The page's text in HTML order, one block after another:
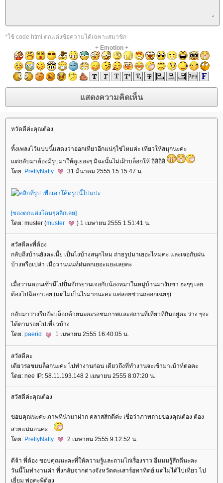
*ใช้ code html ตกแต่งข้อความได้เฉพาะสมาชิก
+ Emotion+
หวัดดีค่ะคุณต้อง
ทิ้งเพลงไว้แบบนี้แสดงว่าออกเที่ยวอีกแน่ๆใช่ไหมค่ะ เที่ยวให้สนุกนะค่ะ
ต่กลับมาต้องมีรูปมาให้ดูเยอะๆ มิฉะนั้นไม่เฝ้าบล็อกให้ อิอิอิอิ
ดย: PrettyNatty 31 มีนาคม 2555 15:15:47 น.
[ของตกแต่งโดนๆคลิกเลย]
ดย: muster (muster ) 1 เมษายน 2555 1:51:41 น.
สวัสดีคะพี่ต้อง
กลับถึงบ้านยังคะเนี้ย เป็นไงบ้างสนุกไหม ถ่ายรูปมาเยอะไหมคะ และเจอกับฝน
บ้างหรือเปล่า เมื่อวานนนท์ฝนตกเยอะแยะเลยคะ
เมื่อวานตอนเช้านีไปปั่นจักรยานเจอกับน้องหมาในหมู่บ้านมางับขา ฮะๆๆ เล
ต้องไปฉีดยาเลย (แต่ไม่เป็นไรมากนะคะ แค่ลอยข่วนถลอกเฉยๆ)
กลับมาว่างรีบอัพบล็อกด้วยนะคะรอชมภาพและสถานที่เที่ยวที่กินอยู่คะ ว่าง ๆจะ
ได้ตามรอยไปเที่ยวบ้าง
ดย: paerid 1 เมษายน 2555 16:40:05 น.
สวัสดีคะ
เดียวรอชมบล็อกนะคะ ไปทำงานก่อน เดียวถึงที่ทำงานจะเข้ามาเม้าท์ต่อคะ
ดย: nee IP: 58.11.193.148 2 เมษายน 2555 8:07:20 น.
สวัสดีค่ะคุณต้อง
ขอบคุณนะค่ะ ภาพที่นำมาฝาก คลาสสิกดีค่ะ เชื่อว่าภาพถ่ายของคุณต้อง ต้อง
สวยแน่นอนค่ะ ..
ดย: PrettyNatty 2 เมษายน 2555 9:12:52 น.
ดีจ้า พี่ต้อง ขอบคุณนะคะที่ให้ความรู้และถามไถ่เรื่องราว อืมมมรู้สึกดีนะคะ
วันนี้โมทำงานค่า พึ่งกลับจากต่างจังหวัดคะเสาร์อทาทิตย์ แต่ไม่ได้ไปเที่ยว ไป
เยี่ยม พ่อคะพี่ต้อง